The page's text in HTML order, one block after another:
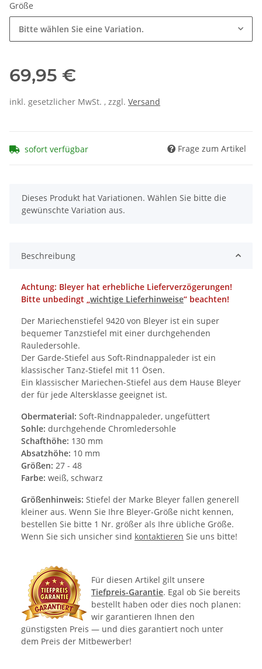
Größe
Bitte wählen Sie eine Variation.
69,95 €
inkl. gesetzlicher MwSt. , zzgl. Versand
sofort verfügbar Frage zum Artikel
x
Dieses Produkt hat Variationen. Wählen Sie bitte die
gewünschte Variation aus.
Beschreibung
Achtung: Bleyer hat erhebliche Lieferverzögerungen!
Bitte unbedingt „ wichtige Lieferhinweise“ beachten!
Der Mariechenstiefel 9420 von Bleyer ist ein super
bequemer Tanzstiefel mit einer durchgehenden
Rauledersohle.
Der Garde-Stiefel aus Soft-Rindnappaleder ist ein
klassischer Tanz-Stiefel mit 11 Ösen.
Ein klassischer Mariechen-Stiefel aus dem Hause Bleyer
der für jede Altersklasse geeignet ist.
Obermaterial: Soft-Rindnappaleder, ungefüttert
Sohle: durchgehende Chromledersohle
Schafthöhe: 130 mm
Absatzhöhe: 10 mm
Größen: 27 - 48
Farbe: weiß, schwarz
Größenhinweis: Stiefel der Marke Bleyer fallen generell
kleiner aus. Wenn Sie Ihre Bleyer-Größe nicht kennen,
bestellen Sie bitte 1 Nr. größer als Ihre übliche Größe.
Wenn Sie sich unsicher sind kontaktieren Sie uns bitte!
Für diesen Artikel gilt unsere
Tiefpreis-Garantie. Egal ob Sie bereits
bestellt haben oder dies noch planen:
wir garantieren Ihnen den
günstigsten Preis — und dies garantiert noch unter
dem Preis der Mitbewerber!